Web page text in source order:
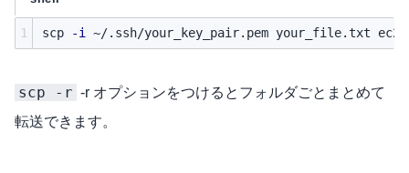
1 scp -i ~/.ssh/your_key_pair.pem your_file.txt
scp -r -r オプションをつけるとフォルダごとまとめて
転送できます。